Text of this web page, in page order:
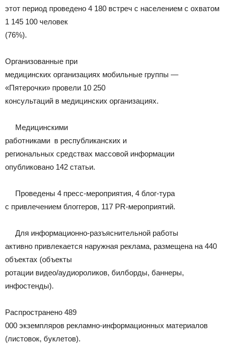
этот период проведено 4 180 встреч с населением с охватом
1 145 100 человек
(76%).
Организованные при
медицинских организациях мобильные группы —
«Пятерочки» провели 10 250
консультаций в медицинских организациях.
Медицинскими
работниками в республиканских и
региональных средствах массовой информации
опубликовано 142 статьи.
Проведены 4 пресс-мероприятия, 4 блог-тура
с привлечением блоггеров, 117 PR-мероприятий.
Для информационно-разъяснительной работы
активно привлекается наружная реклама, размещена на 440
объектах (объекты
ротации видео/аудиороликов, билборды, баннеры,
инфостенды).
Распространено 489
000 экземпляров рекламно-информационных материалов
(листовок, буклетов).